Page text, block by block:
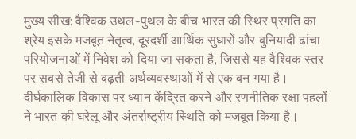
मुख्य सीख: वैश्विक उथल-पुथल के बीच भारत की स्थिर प्रगति का
श्रेय इसके मजबूत नेतृत्व, दूरदर्शी आर्थिक सुधारों और बुनियादी ढांचा
परियोजनाओं में निवेश को दिया जा सकता है, जिससे यह वैश्विक स्तर
पर सबसे तेजी से बढ़ती अर्थव्यवस्थाओं में से एक बन गया है।
दीर्घकालिक विकास पर ध्यान केंद्रित करने और रणनीतिक रक्षा पहलों
ने भारत की घरेलू और अंतर्राष्ट्रीय स्थिति को मजबूत किया है।